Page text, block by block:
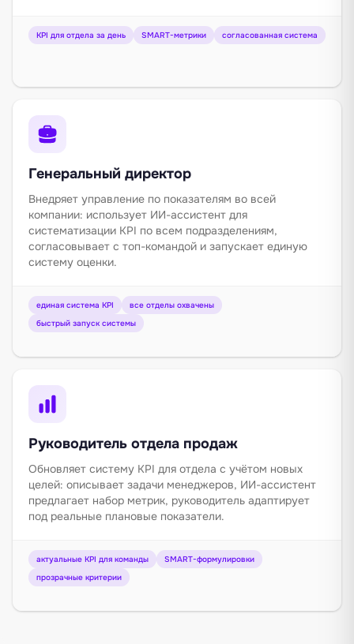
KPI для отдела за день SMART-метрики согласованная система
Генеральный директор
Внедряет управление по показателям во всей
компании: использует ИИ-ассистент для
систематизации KPI по всем подразделениям,
согласовывает с топ-командой и запускает единую
систему оценки.
единая система KPI
все отделы охвачены
быстрый запуск системы
Руководитель отдела продаж
Обновляет систему KPI для отдела с учётом новых
целей: описывает задачи менеджеров, ИИ-ассистент
предлагает набор метрик, руководитель адаптирует
под реальные плановые показатели.
актуальные KPI для команды
SMART-формулировки
прозрачные критерии